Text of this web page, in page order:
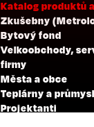
Katalog produktů
Zkušebny
Bytový fond
Velkoobchody,
firmy
Města a obce
Teplárny a průmysl
Projektanti